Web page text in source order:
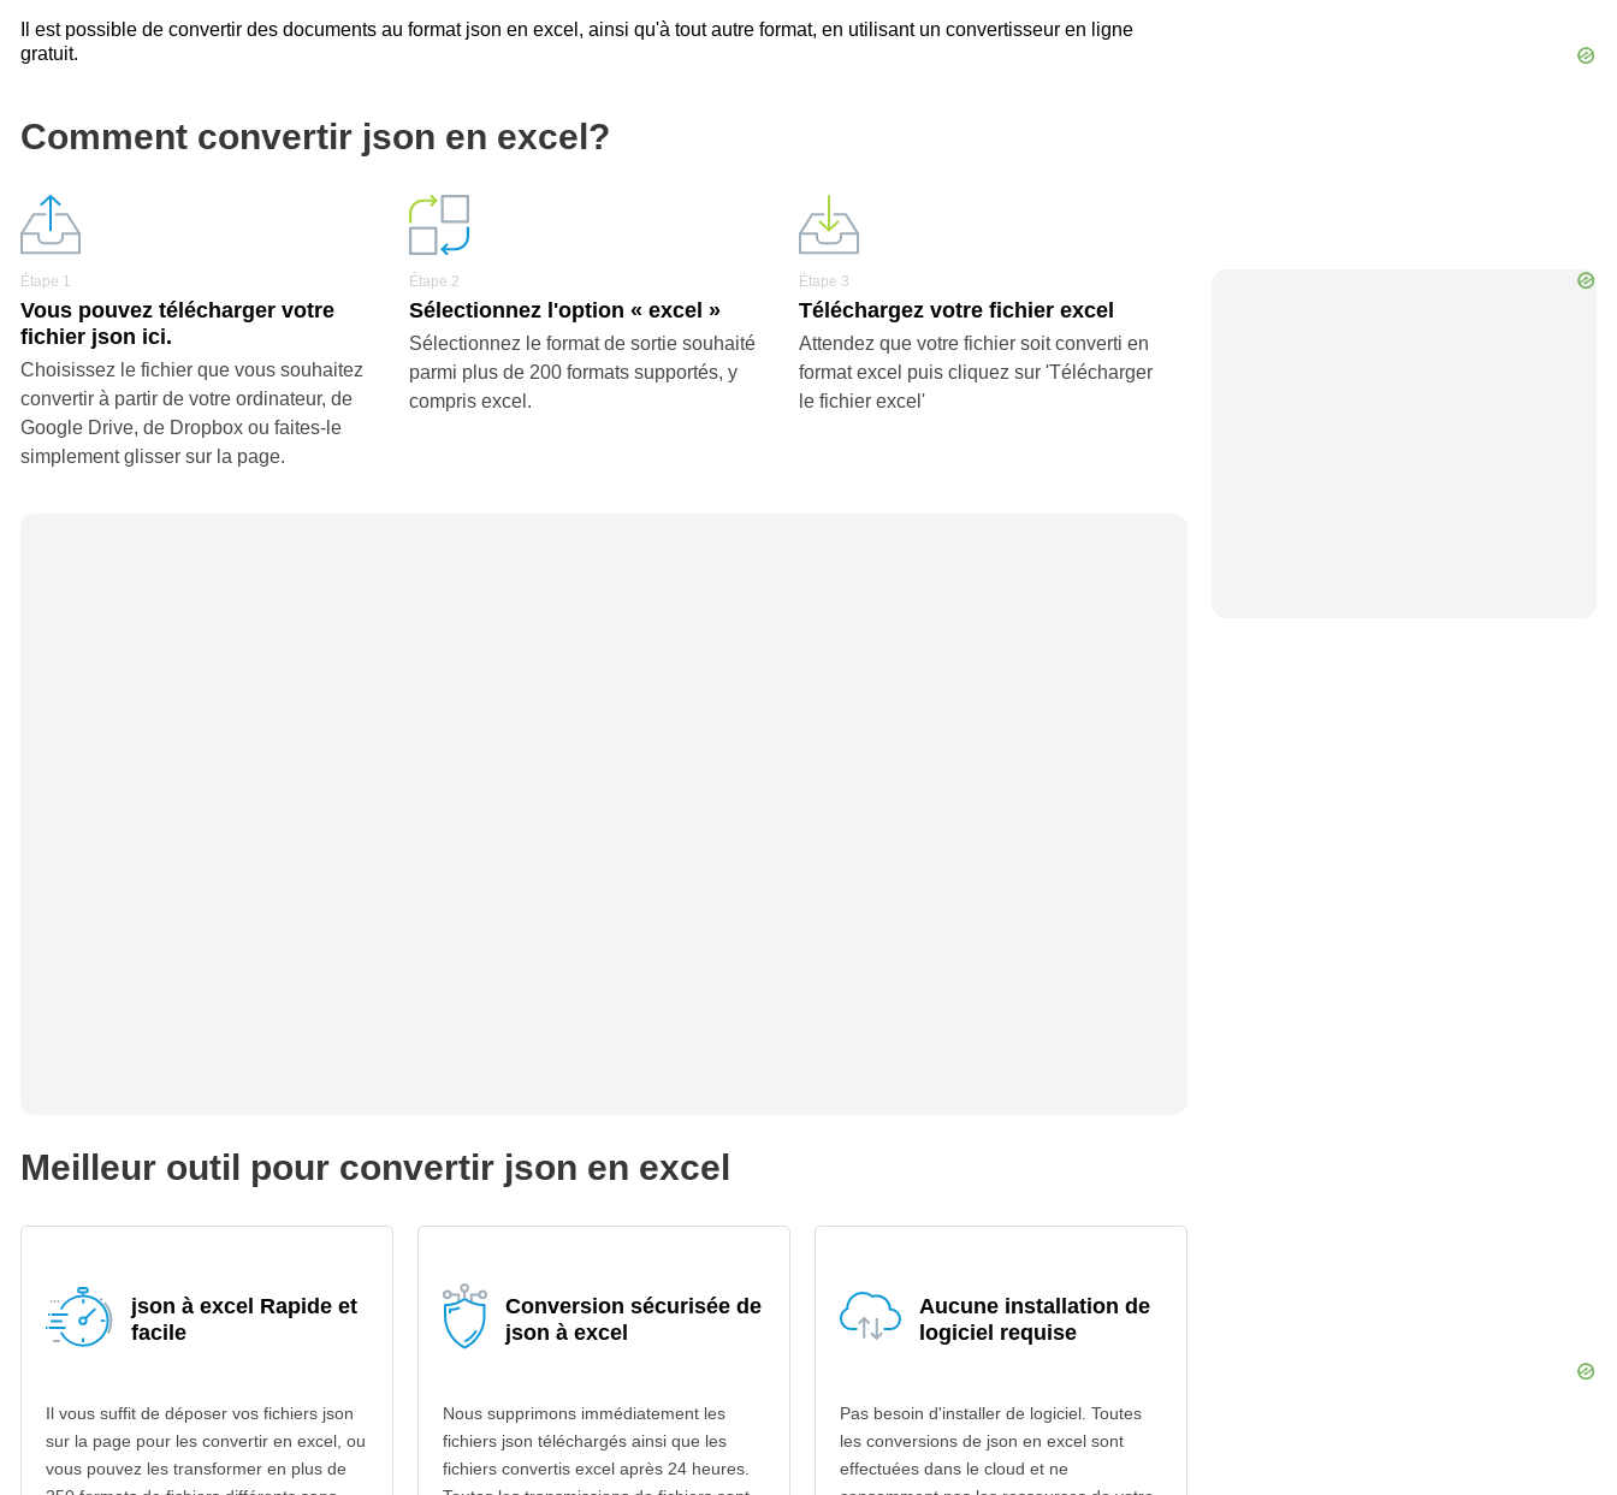
Il est possible de convertir des documents au format json en excel, ainsi qu'à tout autre format, en utilisant un convertisseur en ligne
gratuit.
Comment convertir json en excel?
Étape 1
Vous pouvez télécharger votre
fichier json ici.
Choisissez le fichier que vous souhaitez
convertir à partir de votre ordinateur, de
Google Drive, de Dropbox ou faites-le
simplement glisser sur la page.
Étape 2
Sélectionnez l'option « excel »
Sélectionnez le format de sortie souhaité
parmi plus de 200 formats supportés, y
compris excel.
Étape 3
Téléchargez votre fichier excel
Attendez que votre fichier soit converti en
format excel puis cliquez sur 'Télécharger
le fichier excel'
Meilleur outil pour convertir json en excel
json à excel Rapide et
facile
Il vous suffit de déposer vos fichiers json
sur la page pour les convertir en excel, ou
vous pouvez les transformer en plus de
Conversion sécurisée de
json à excel
Nous supprimons immédiatement les
fichiers json téléchargés ainsi que les
fichiers convertis excel après 24 heures.
Aucune installation de
logiciel requise
Pas besoin d'installer de logiciel. Toutes
les conversions de json en excel sont
effectuées dans le cloud et ne